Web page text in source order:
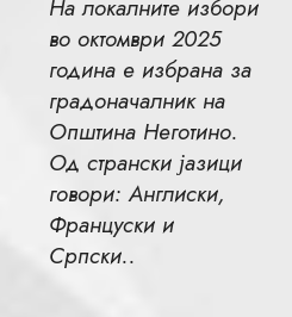
На локалните избори
во октомври 2025
година е избрана за
градоначалник на
Општина Неготино.
Од странски јазици
говори: Англиски,
Француски и
Српски..